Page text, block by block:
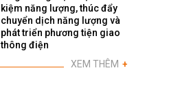
kiệm năng lượng, thúc đẩy
chuyển dịch năng lượng và
phát triển phương tiện giao
thông điện
XEM THÊM +